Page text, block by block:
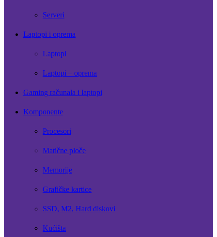
Serveri
Laptopi i oprema
Laptopi
Laptopi – oprema
Gaming računala i laptopi
Komponente
Procesori
Matične ploče
Memorije
Grafičke kartice
SSD, M2, Hard diskovi
Kućišta